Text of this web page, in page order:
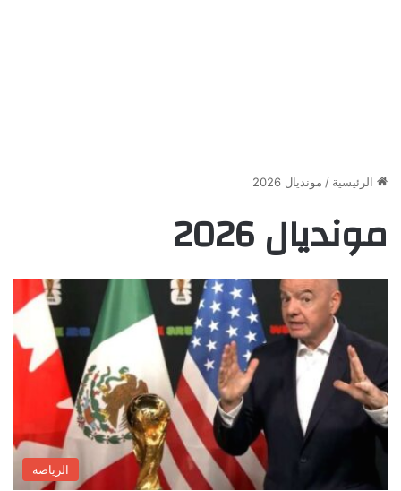
الرئيسية / مونديال 2026
مونديال 2026
الرياضه